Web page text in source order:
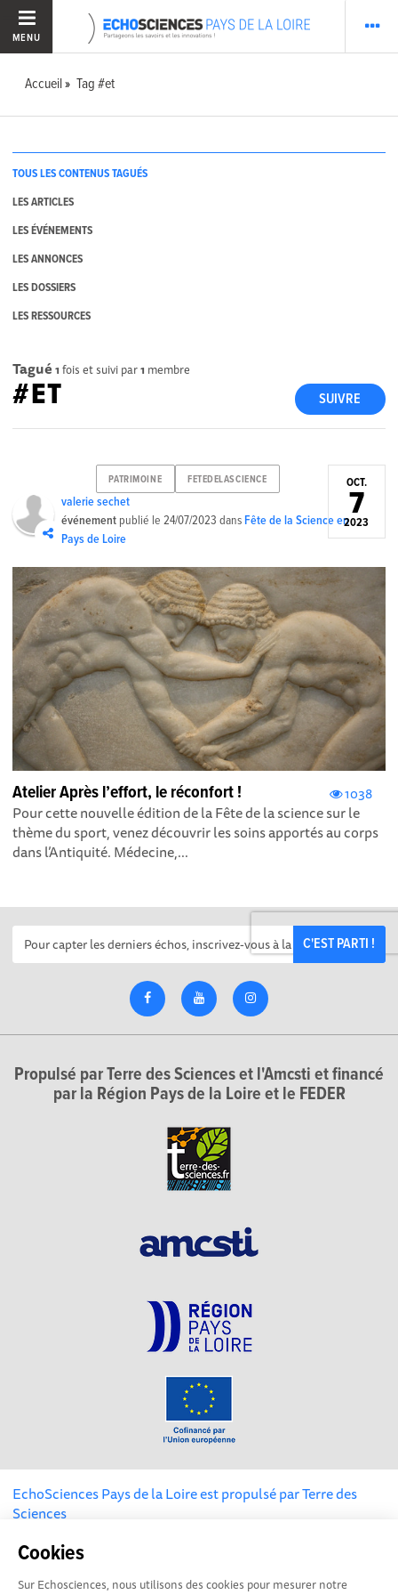
Cookies
Sur Echosciences, nous utilisons des cookies pour mesurer notre
MENU
Accueil Tag #et
TOUS LES CONTENUS TAGUÉS
LES ARTICLES
LES ÉVÉNEMENTS
LES ANNONCES
LES DOSSIERS
LES RESSOURCES
Tagué 1 fois et suivi par1 membre
SUIVRE
#ET
PATRIMOINE FETEDELASCIENCE
valerie sechet
événement publié le24/07/2023 dansFête de la Science en
Pays de Loire
OCT.
7
2023
1038
Atelier Après l’effort, le réconfort !
Pour cette nouvelle édition de la Fête de la science sur le
thème du sport, venez découvrir les soins apportés au corps
dans l’Antiquité. Médecine,...
C'EST PARTI !
Propulsé par Terre des Sciences et l'Amcsti et financé
par la Région Pays de la Loire et le FEDER
EchoSciences Pays de la Loire est propulsé parTerre des
Sciences
Mentions légales
|Ligne éditoriale